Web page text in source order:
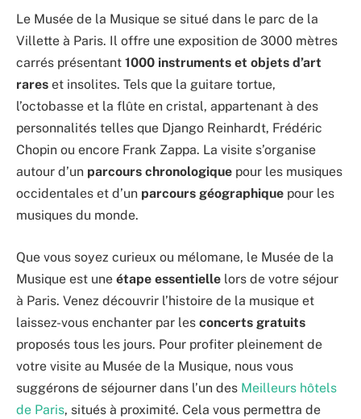
Le Musée de la Musique se situé dans le parc de la
Villette à Paris. Il offre une exposition de 3000 mètres
carrés présentant 1000 instruments et objets d’art
rares et insolites. Tels que la guitare tortue,
l’octobasse et la flûte en cristal, appartenant à des
personnalités telles que Django Reinhardt, Frédéric
Chopin ou encore Frank Zappa. La visite s’organise
autour d’un parcours chronologique pour les musiques
occidentales et d’un parcours géographique pour les
musiques du monde.
Que vous soyez curieux ou mélomane, le Musée de la
Musique est une étape essentielle lors de votre séjour
à Paris. Venez découvrir l’histoire de la musique et
laissez-vous enchanter par les concerts gratuits
proposés tous les jours. Pour profiter pleinement de
votre visite au Musée de la Musique, nous vous
suggérons de séjourner dans l’un des Meilleurs hôtels
de Paris, situés à proximité. Cela vous permettra de